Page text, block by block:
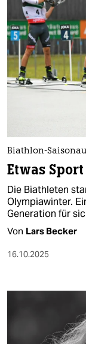
Biathlon-
Etwas
Die Biathleten
Olympiawinter.
Generation für
Von Lars Becker
16.10.2025